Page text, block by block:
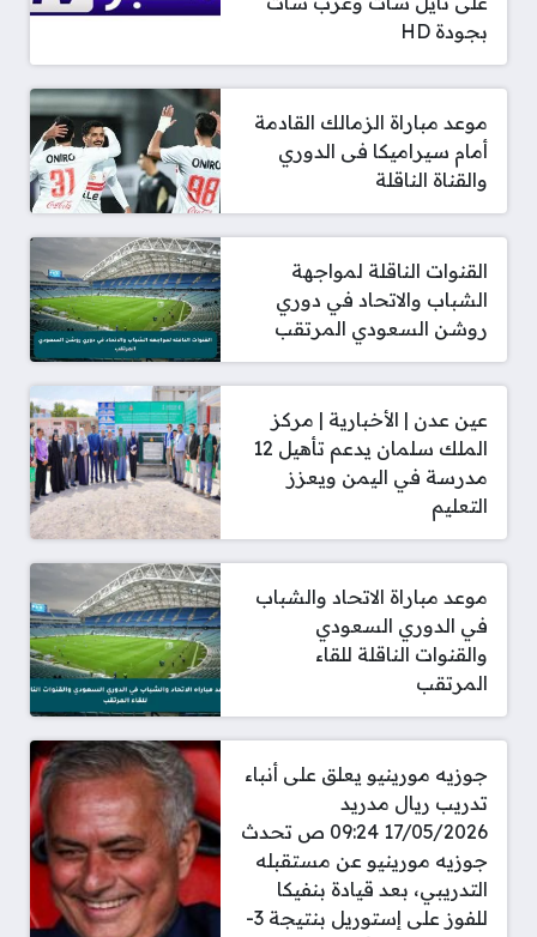
بجودة HD
موعد مباراة الزمالك القادمة
أمام سيراميكا فى الدوري
والقناة الناقلة
القنوات الناقلة لمواجهة
الشباب والاتحاد في دوري
روشن السعودي المرتقب
عين عدن | الأخبارية | مركز
الملك سلمان يدعم تأهيل 12
مدرسة في اليمن ويعزز
التعليم
موعد مباراة الاتحاد والشباب
في الدوري السعودي
والقنوات الناقلة للقاء
المرتقب
جوزيه مورينيو يعلق على أنباء
تدريب ريال مدريد
17/05/2026 09:24 ص تحدث
جوزيه مورينيو عن مستقبله
التدريبي، بعد قيادة بنفيكا
للفوز على إستوريل بنتيجة 3-